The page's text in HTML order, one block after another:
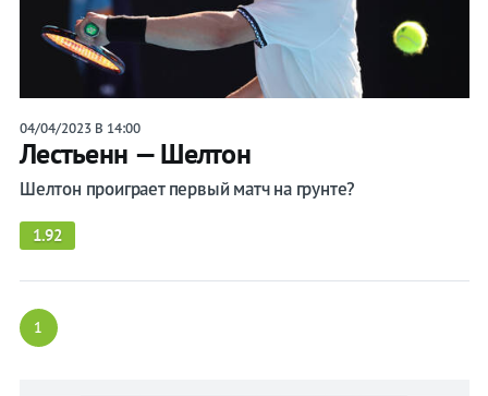
04/04/2023 В 14:00
Лестьенн — Шелтон
Шелтон проиграет первый матч на грунте?
1.92
1